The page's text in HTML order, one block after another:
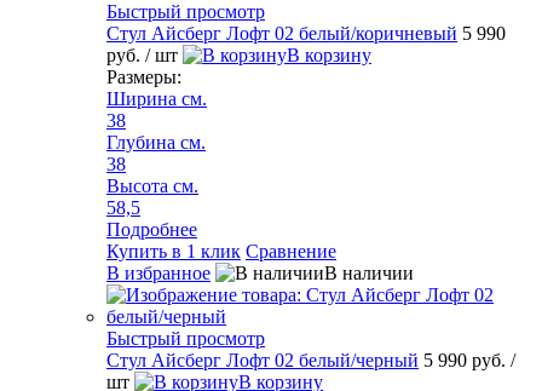
Быстрый просмотр
Стул Айсберг Лофт 02 белый/коричневый 5 990
руб. / шт
В корзину
Размеры:
Ширина см.
38
Глубина см.
38
Высота см.
58,5
Подробнее
Купить в 1 клик Сравнение
В избранное
В наличии
Быстрый просмотр
Стул Айсберг Лофт 02 белый/черный 5 990 руб. /
шт
В корзину